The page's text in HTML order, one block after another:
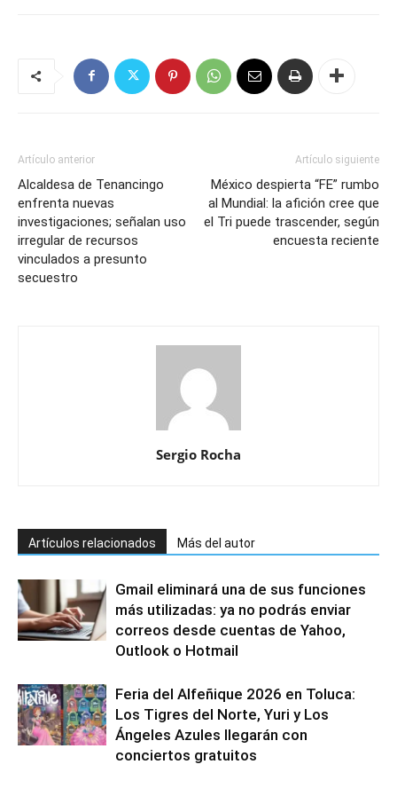
Artículo anterior
Alcaldesa de Tenancingo
enfrenta nuevas
investigaciones; señalan uso
irregular de recursos
vinculados a presunto
secuestro
Artículo siguiente
México despierta “FE” rumbo
al Mundial: la afición cree que
el Tri puede trascender, según
encuesta reciente
Sergio Rocha
Artículos relacionados Más del autor
Gmail eliminará una de sus funciones
más utilizadas: ya no podrás enviar
correos desde cuentas de Yahoo,
Outlook o Hotmail
Feria del Alfeñique 2026 en Toluca:
Los Tigres del Norte, Yuri y Los
Ángeles Azules llegarán con
conciertos gratuitos